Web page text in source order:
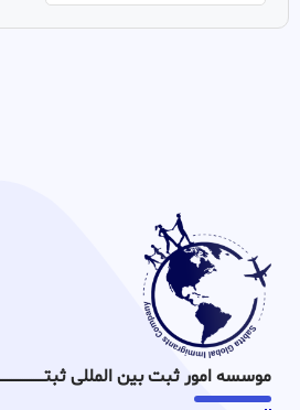
موسسه امور ثبت بین المللی